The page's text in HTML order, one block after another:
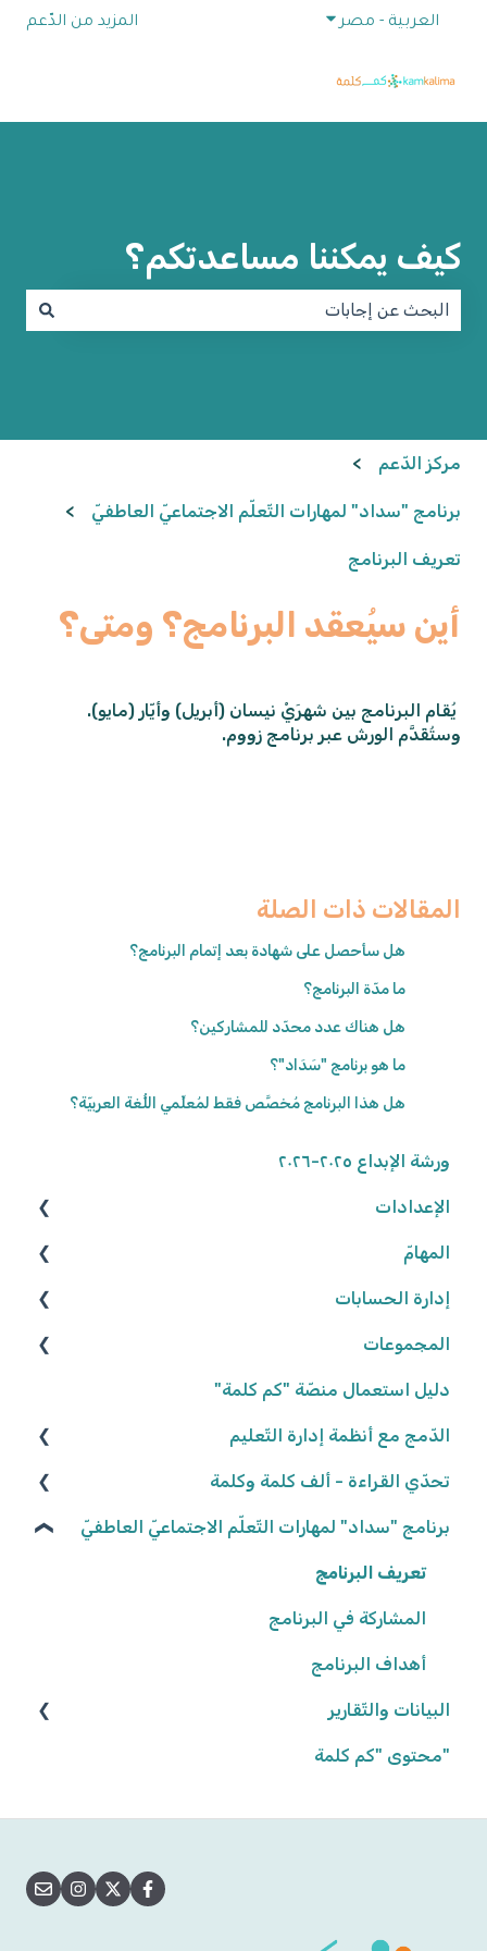
العربية - مصر إظهار القائمة الفرعية للترجماتالمزيد من الدّعم
كيف يمكننا مساعدتكم؟
مركز الدّعم
برنامج "سداد" لمهارات التّعلّم الاجتماعيّ العاطفيّ
تعريف البرنامج
أين سيُعقد البرنامج؟ ومتى؟
يُقام البرنامج بين شهرَيْ نيسان (أبريل) وأيّار (مايو).
وستُقَدَّم الورش عبر برنامج زووم.
المقالات ذات الصلة
هل سأحصل على شهادة بعد إتمام البرنامج؟
ما مدّة البرنامج؟
هل هناك عدد محدّد للمشاركين؟
ما هو برنامج "سَدَاد"؟
هل هذا البرنامج مُخصَّص فقط لمُعلِّمي اللُّغة العربيّة؟
ورشة الإبداع ٢٠٢٥-٢٠٢٦
الإعدادات
الوصول إلى المنصّة
كلمة المرور
البيانات الشّخصيّة
شروط وأحكام
إعدادات المدرسة
المهامّ
البحث عن الموارد
تعديل المهامّ
إعدادات المهامّ
تعيين المهامّ
حلّ المهامّ وتسليمها
تصحيح المهامّ وتفقّدها
نتائج المهامّ
إدارة الحسابات
المعلّمون/ـات
التّلاميذ
المجموعات
إنشاء المجموعات
تعديل المجموعات
إحصاءات المجموعات
دليل استعمال منصّة "كم كلمة"
الدّمج مع أنظمة إدارة التّعليم
كلاسلينك - ClassLink
تحدّي القراءة - ألف كلمة وكلمة
نكتب الواقع، نحلّق في الخيال ٢٠٢٥/٢٠٢٦
كواكب سيّارة ٢٠٢٤/٢٠٢٥
كواكب سيّارة ٢٠٢٣/٢٠٢٤
إنّها تمطر آراء وحقائق! ٢٠٢٢/٢٠٢٣
برنامج "سداد" لمهارات التّعلّم الاجتماعيّ العاطفيّ
تعريف البرنامج
المشاركة في البرنامج
أهداف البرنامج
البيانات والتّقارير
بيانات وتقارير التّلاميذ
"محتوى "كم كلمة